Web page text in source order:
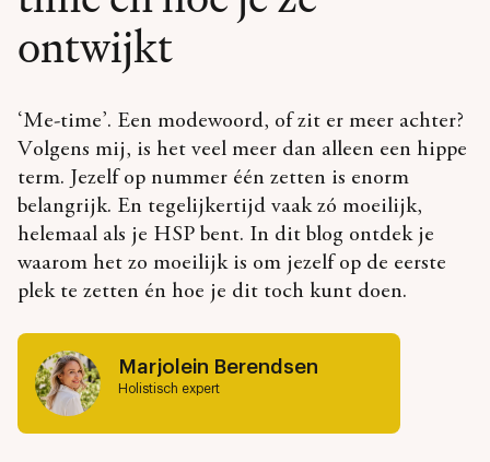
ontwijkt
‘Me-time’. Een modewoord, of zit er meer achter?
Volgens mij, is het veel meer dan alleen een hippe
term. Jezelf op nummer één zetten is enorm
belangrijk. En tegelijkertijd vaak zó moeilijk,
helemaal als je HSP bent. In dit blog ontdek je
waarom het zo moeilijk is om jezelf op de eerste
plek te zetten én hoe je dit toch kunt doen.
Marjolein Berendsen
Holistisch expert